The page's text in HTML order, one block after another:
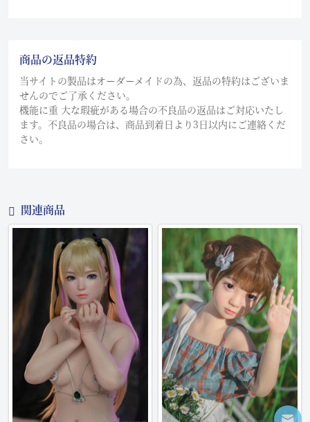
商品の返品特約
当サイトの製品はオーダーメイドの為、返品の特約はございま
せんのでご了承ください。
機能に重 大な瑕疵がある場合の不良品の返品はご対応いたし
ます。不良品の場合は、商品到着日より3日以内にご連絡くだ
さい。
関連商品